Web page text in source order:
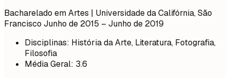
Bacharelado em Artes | Universidade da Califórnia, São
Francisco Junho de 2015 – Junho de 2019
Disciplinas: História da Arte, Literatura, Fotografia,
Filosofia
Média Geral: 3.6